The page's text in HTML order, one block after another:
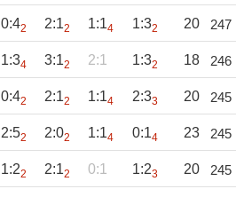
0:42 2:12 1:14 1:32 20 247
1:34 3:12 2:1 1:32 18 246
0:42 2:12 1:14 2:33 20 245
2:52 2:02 1:14 0:14 23 245
1:22 2:12 0:1 1:23 20 245